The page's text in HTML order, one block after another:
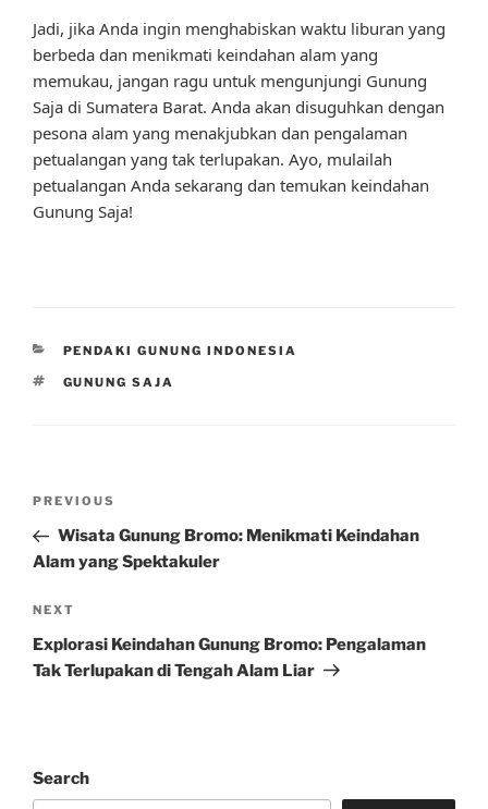
Jadi, jika Anda ingin menghabiskan waktu liburan yang
berbeda dan menikmati keindahan alam yang
memukau, jangan ragu untuk mengunjungi Gunung
Saja di Sumatera Barat. Anda akan disuguhkan dengan
pesona alam yang menakjubkan dan pengalaman
petualangan yang tak terlupakan. Ayo, mulailah
petualangan Anda sekarang dan temukan keindahan
Gunung Saja!
CATEGORIES
PENDAKI GUNUNG INDONESIA
TAGS
GUNUNG SAJA
Previous
Post
PREVIOUS
Wisata Gunung Bromo: Menikmati Keindahan
Alam yang Spektakuler
Next
Post
NEXT
Explorasi Keindahan Gunung Bromo: Pengalaman
Tak Terlupakan di Tengah Alam Liar
Search